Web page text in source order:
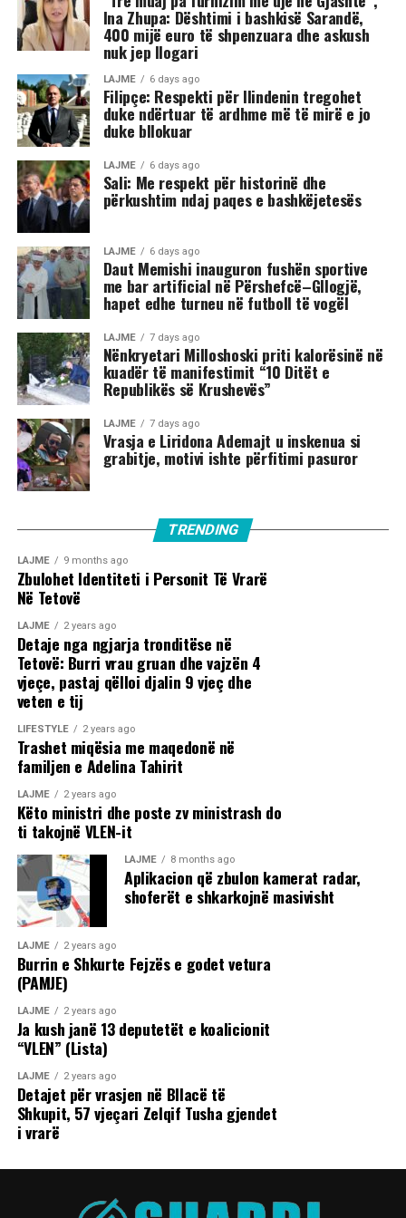
Ina Zhupa: Dështimi i bashkisë Sarandë,
400 mijë euro të shpenzuara dhe askush
nuk jep llogari
LAJME 6 days ago
Filipçe: Respekti për Ilindenin tregohet
duke ndërtuar të ardhme më të mirë e jo
duke bllokuar
LAJME 6 days ago
Sali: Me respekt për historinë dhe
përkushtim ndaj paqes e bashkëjetesës
LAJME 6 days ago
Daut Memishi inauguron fushën sportive
me bar artificial në Përshefcë–Gllogjë,
hapet edhe turneu në futboll të vogël
LAJME 7 days ago
Nënkryetari Milloshoski priti kalorësinë në
kuadër të manifestimit “10 Ditët e
Republikës së Krushevës”
LAJME 7 days ago
Vrasja e Liridona Ademajt u inskenua si
grabitje, motivi ishte përfitimi pasuror
TRENDING
LAJME 9 months ago
Zbulohet Identiteti i Personit Të Vrarë
Në Tetovë
LAJME 2 years ago
Detaje nga ngjarja tronditëse në
Tetovë: Burri vrau gruan dhe vajzën 4
vjeçe, pastaj qëlloi djalin 9 vjeç dhe
veten e tij
LIFESTYLE 2 years ago
Trashet miqësia me maqedonë në
familjen e Adelina Tahirit
LAJME 2 years ago
Këto ministri dhe poste zv ministrash do
ti takojnë VLEN-it
LAJME 8 months ago
Aplikacion që zbulon kamerat radar,
shoferët e shkarkojnë masivisht
LAJME 2 years ago
Burrin e Shkurte Fejzës e godet vetura
(PAMJE)
LAJME 2 years ago
Ja kush janë 13 deputetët e koalicionit
“VLEN” (Lista)
LAJME 2 years ago
Detajet për vrasjen në Bllacë të
Shkupit, 57 vjeçari Zelqif Tusha gjendet
i vrarë